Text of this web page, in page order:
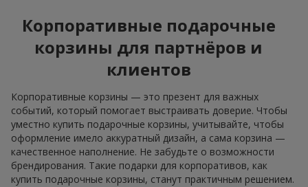
Корпоративные подарочные
корзины для партнёров и
клиентов
Корпоративные корзины — это презент для важных
событий, который помогает выстраивать доверие. Чтобы
уместно купить подарочные корзины, учитывайте, чтобы
оформление имело аккуратный дизайн, а сама корзина —
качественное наполнение. Не забудьте о возможности
брендирования. Такие подарки для корпоративов, как
купить подарочные корзины, станут практичным решением.